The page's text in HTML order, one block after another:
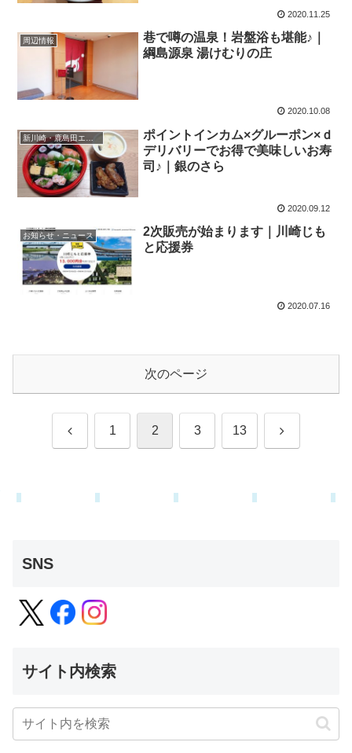
2020.11.25
周辺情報
巷で噂の温泉！岩盤浴も堪能♪｜
綱島源泉 湯けむりの庄
2020.10.08
ポイントインカム×グルーポン×ｄ
デリバリーでお得で美味しいお寿
司♪｜銀のさら
2020.09.12
お知らせ・ニュース
2次販売が始まります｜川崎じも
と応援券
2020.07.16
次のページ
前 1 2 3 13 次
SNS
サイト内検索